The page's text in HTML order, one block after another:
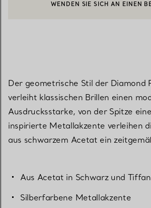
EINEN KUNDENBERATER
WENDEN SIE SICH AN EINEN
Der geometrische Stil der Diamond
verleiht klassischen Brillen einen
Ausdrucksstarke, von der Spitze
inspirierte Metallakzente verleihen
aus schwarzem Acetat ein
Aus Acetat in Schwarz und
Silberfarbene Metallakzente